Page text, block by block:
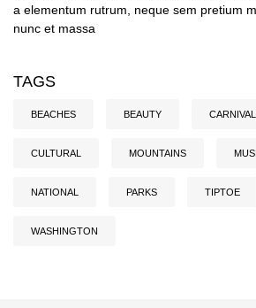
a elementum rutrum, neque sem pretium
nunc et massa
TAGS
BEACHES BEAUTY
CULTURAL MOUNTAINS
NATIONAL PARKS TIPTOE
WASHINGTON